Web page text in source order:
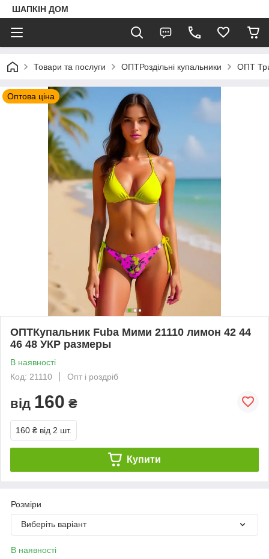
ШАПКIН ДОМ
Товари та послуги ОПТРоздільні купальники ОПТ
Оптова ціна
ОПТКупальник Fuba Мими 21110 лимон 42 44
46 48 УКР размеры
В наявності
Код: 21110
Опт і роздріб
від 160 ₴
160 ₴ від 2 шт.
Купити
Розміри
Виберіть варіант
В наявності